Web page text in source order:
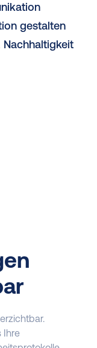
gestalten
Ihre